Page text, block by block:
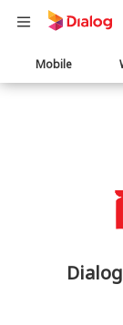
Main
Mobile